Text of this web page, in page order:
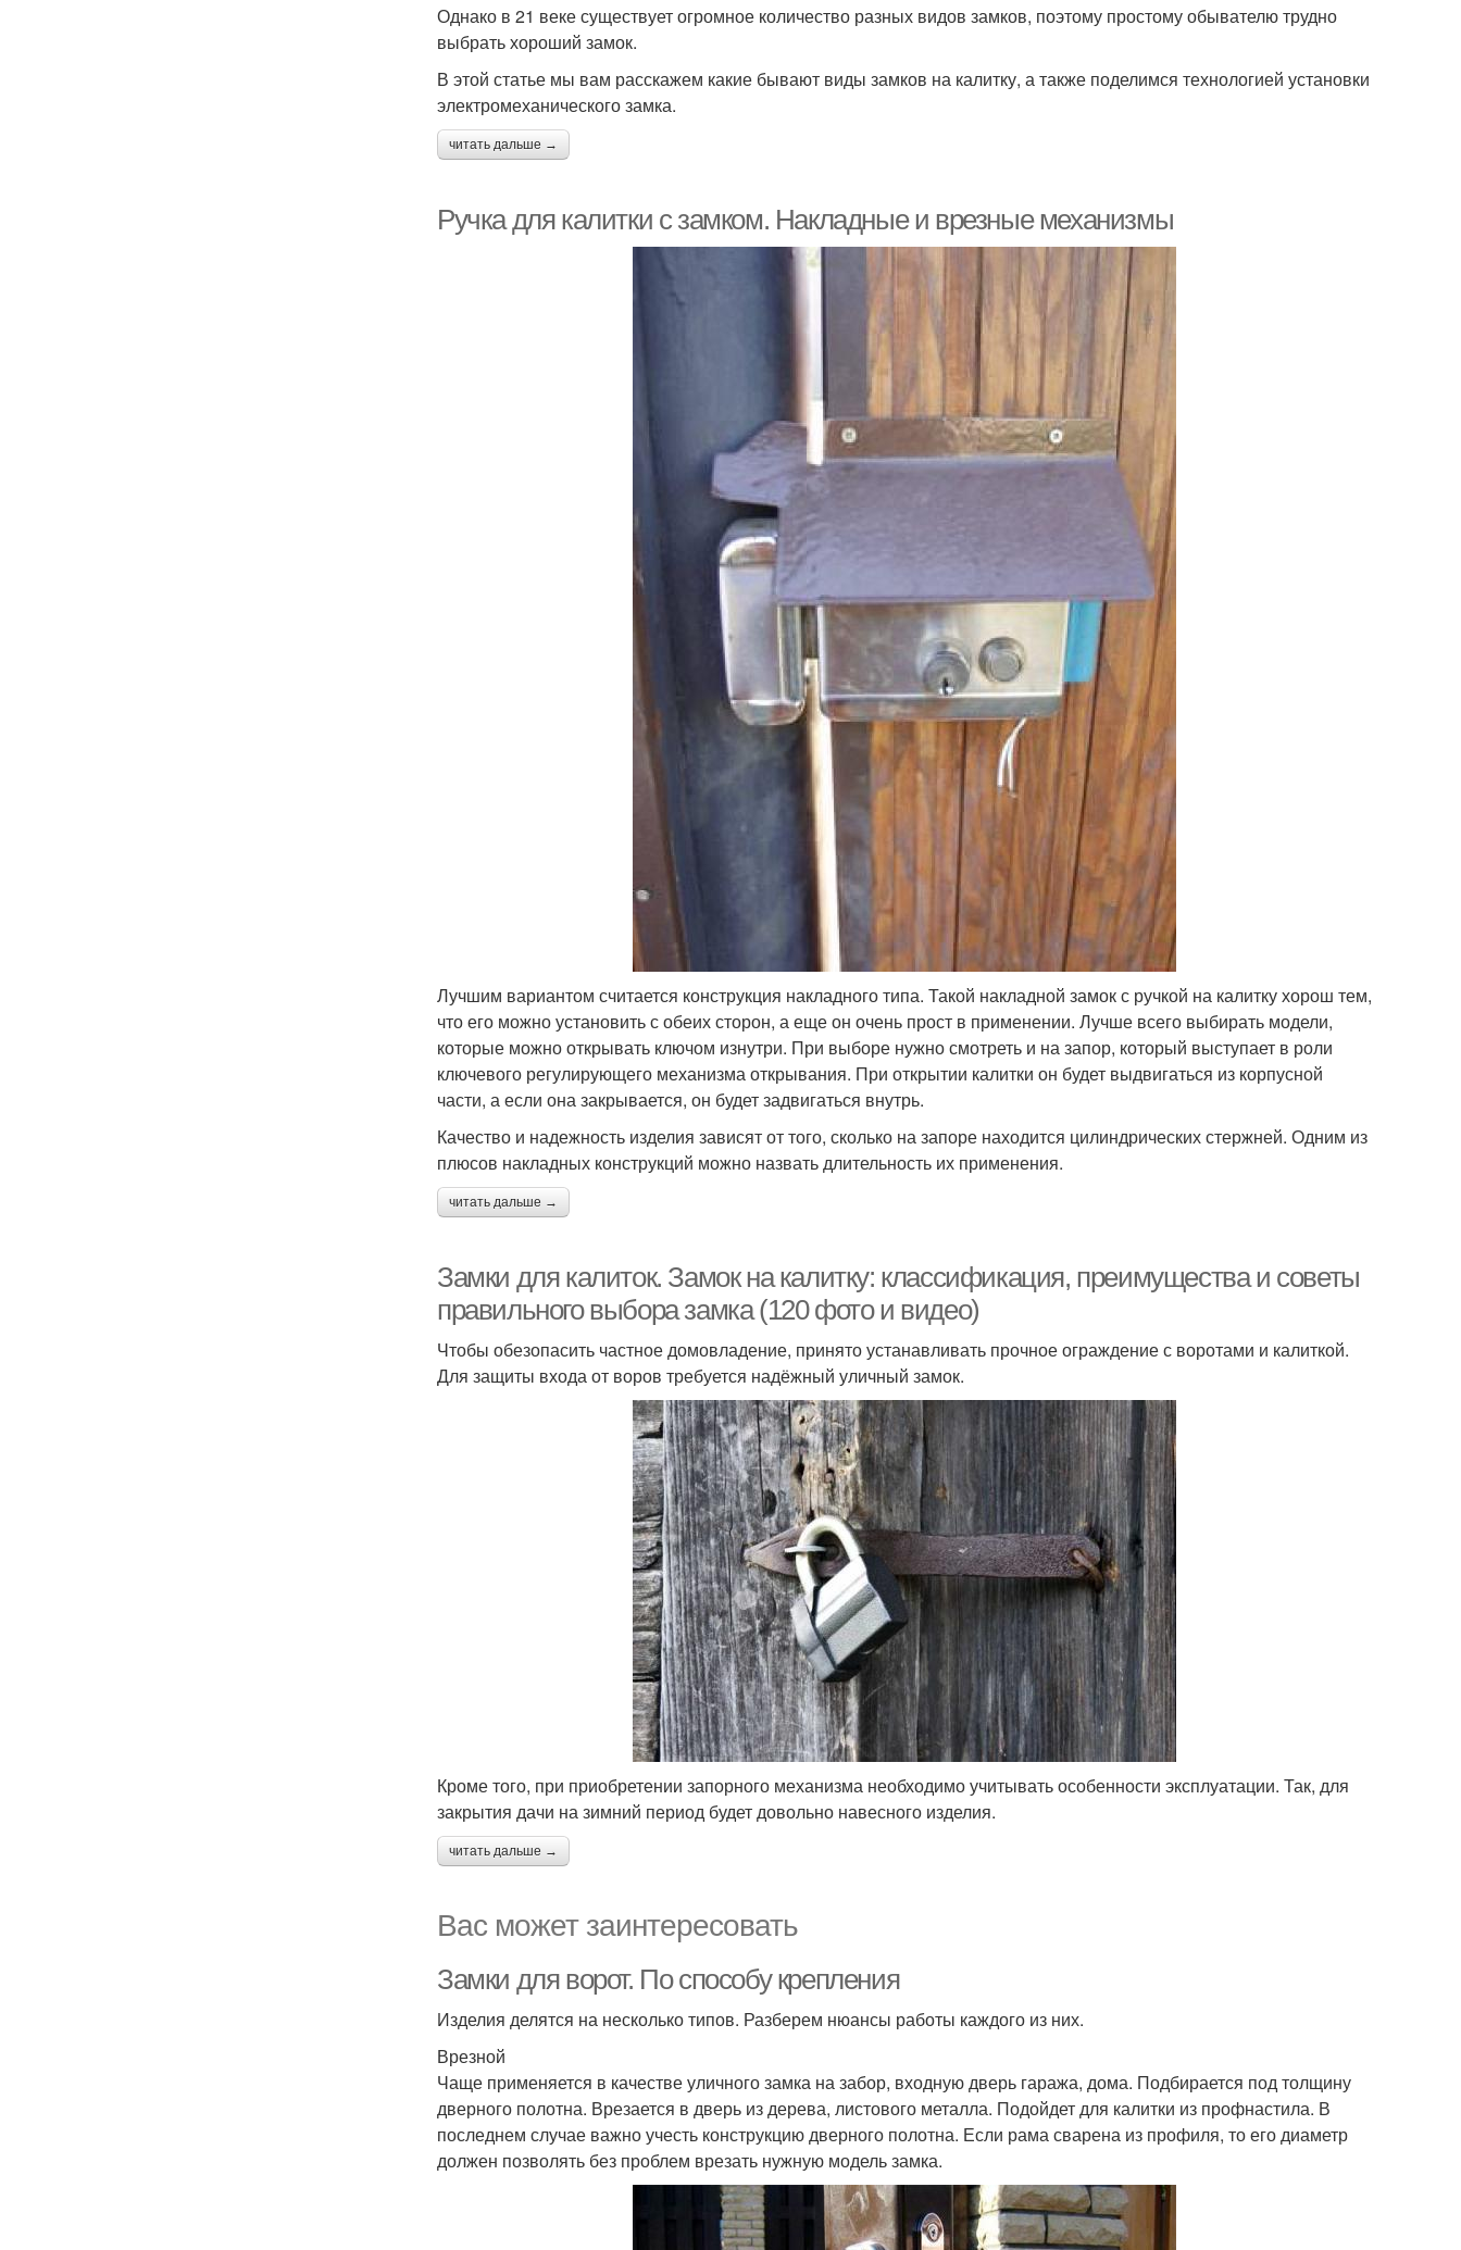
Однако в 21 веке существует огромное количество разных видов замков, поэтому простому обывателю трудно
выбрать хороший замок.
В этой статье мы вам расскажем какие бывают виды замков на калитку, а также поделимся технологией установки
электромеханического замка.
читать дальше →
Ручка для калитки с замком. Накладные и врезные механизмы
Лучшим вариантом считается конструкция накладного типа. Такой накладной замок с ручкой на калитку хорош тем,
что его можно установить с обеих сторон, а еще он очень прост в применении. Лучше всего выбирать модели,
которые можно открывать ключом изнутри. При выборе нужно смотреть и на запор, который выступает в роли
ключевого регулирующего механизма открывания. При открытии калитки он будет выдвигаться из корпусной
части, а если она закрывается, он будет задвигаться внутрь.
Качество и надежность изделия зависят от того, сколько на запоре находится цилиндрических стержней. Одним из
плюсов накладных конструкций можно назвать длительность их применения.
читать дальше →
Замки для калиток. Замок на калитку: классификация, преимущества и советы
правильного выбора замка (120 фото и видео)
Чтобы обезопасить частное домовладение, принято устанавливать прочное ограждение с воротами и калиткой.
Для защиты входа от воров требуется надёжный уличный замок.
Кроме того, при приобретении запорного механизма необходимо учитывать особенности эксплуатации. Так, для
закрытия дачи на зимний период будет довольно навесного изделия.
читать дальше →
Вас может заинтересовать
Замки для ворот. По способу крепления
Изделия делятся на несколько типов. Разберем нюансы работы каждого из них.
Врезной
Чаще применяется в качестве уличного замка на забор, входную дверь гаража, дома. Подбирается под толщину
дверного полотна. Врезается в дверь из дерева, листового металла. Подойдет для калитки из профнастила. В
последнем случае важно учесть конструкцию дверного полотна. Если рама сварена из профиля, то его диаметр
должен позволять без проблем врезать нужную модель замка.